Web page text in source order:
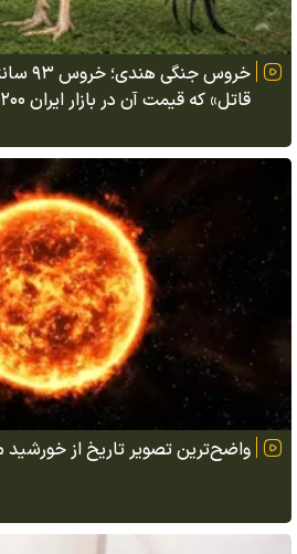
خروس
قاتل» که قیمت آن در بازار ایران ۲۰۰ میلیون تومان است
واضح‌ترین تصویر تاریخ از